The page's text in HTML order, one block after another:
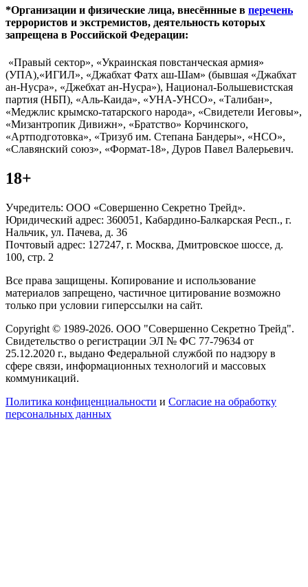
*Организации и физические лица, внесённные в перечень
террористов и экстремистов, деятельность которых
запрещена в Российской Федерации:
«Правый сектор», «Украинская повстанческая армия»
(УПА),«ИГИЛ», «Джабхат Фатх аш-Шам» (бывшая «Джабхат
ан-Нусра», «Джебхат ан-Нусра»), Национал-Большевистская
партия (НБП), «Аль-Каида», «УНА-УНСО», «Талибан»,
«Меджлис крымско-татарского народа», «Свидетели Иеговы»,
«Мизантропик Дивижн», «Братство» Корчинского,
«Артподготовка», «Тризуб им. Степана Бандеры», «НСО»,
«Славянский союз», «Формат-18», Дуров Павел Валерьевич.
18+
Учредитель: ООО «Совершенно Секретно Трейд».
Юридический адрес: 360051, Кабардино-Балкарская Респ., г.
Нальчик, ул. Пачева, д. 36
Почтовый адрес: 127247, г. Москва, Дмитровское шоссе, д.
100, стр. 2
Все права защищены. Копирование и использование
материалов запрещено, частичное цитирование возможно
только при условии гиперссылки на сайт.
Copyright © 1989-2026. ООО "Совершенно Секретно Трейд".
Свидетельство о регистрации ЭЛ № ФС 77-79634 от
25.12.2020 г., выдано Федеральной службой по надзору в
сфере связи, информационных технологий и массовых
коммуникаций.
Политика конфиценциальности и Согласие на обработку
персональных данных